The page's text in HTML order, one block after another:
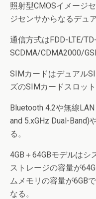
照射型CMOSイメージ
ジセンサからなるデュ
通信方式はFDD-LTE/
SCDMA/CDMA2000/
SIMカードはデュアル
ズのSIMカードスロット
Bluetooth 4.2や無線
and 5.xGHz Dual-Band)
る。
4GB＋64GBモデルはシ
ストレージの容量が
ムメモリの容量が6GB
なる。